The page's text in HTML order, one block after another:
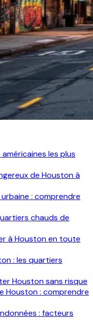
les plus
de Houston à
: comprendre
chauds de
à Houston en toute
: les quartiers
Houston sans risque
Houston : comprendre
: facteurs